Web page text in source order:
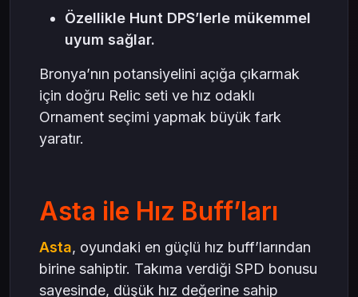
Özellikle Hunt DPS’lerle mükemmel
uyum sağlar.
Bronya’nın potansiyelini açığa çıkarmak
için doğru Relic seti ve hız odaklı
Ornament seçimi yapmak büyük fark
yaratır.
Asta ile Hız Buff’ları
Asta, oyundaki en güçlü hız buff’larından
birine sahiptir. Takıma verdiği SPD bonusu
sayesinde, düşük hız değerine sahip